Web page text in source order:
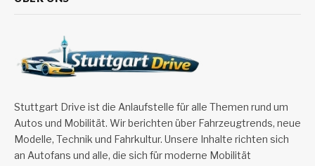
Stuttgart Drive ist die Anlaufstelle für alle Themen rund um
Autos und Mobilität. Wir berichten über Fahrzeugtrends, neue
Modelle, Technik und Fahrkultur. Unsere Inhalte richten sich
an Autofans und alle, die sich für moderne Mobilität